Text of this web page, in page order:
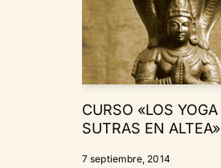
CURSO «LOS YOGA
SUTRAS EN ALTEA»
7 septiembre, 2014